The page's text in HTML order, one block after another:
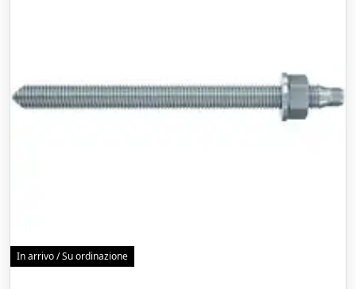
In arrivo / Su ordinazione